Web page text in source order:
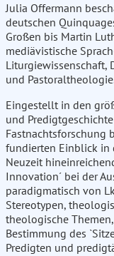
Julia Offermann
deutschen
Großen bis Martin
mediävistische
Liturgiewissenschaft,
und
Eingestellt in den
und
Fastnachtsforschung
fundierten Einblick in
Neuzeit
Innovation´ bei der
paradigmatisch von
Stereotypen,
theologische
Bestimmung des
Predigten und